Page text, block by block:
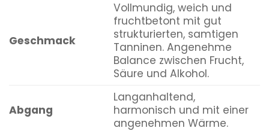
Geschmack
Vollmundig, weich und
fruchtbetont mit gut
strukturierten, samtigen
Tanninen. Angenehme
Balance zwischen Frucht,
Säure und Alkohol.
Abgang
Langanhaltend,
harmonisch und mit einer
angenehmen Wärme.